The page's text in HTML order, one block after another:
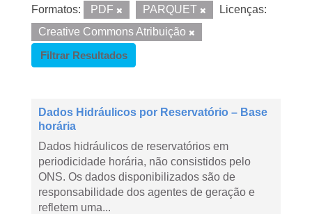
Formatos: PDF PARQUET
Licenças:
Creative Commons Atribuição
Filtrar Resultados
Dados Hidráulicos por Reservatório – Base
horária
Dados hidráulicos de reservatórios em
periodicidade horária, não consistidos pelo
ONS. Os dados disponibilizados são de
responsabilidade dos agentes de geração e
refletem uma...